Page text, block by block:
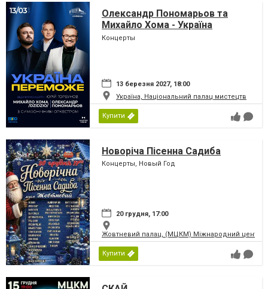
Олександр Пономарьов та
Михайло Хома - Україна
Переможе!
Концерты
13 березня 2027, 18:00
Україна, Національний палац мистецтв
Купити
Новоріча Пісенна Садиба
Концерты, Новый Год
20 грудня, 17:00
Жовтневий палац, (МЦКМ) Міжнародний центр
Купити